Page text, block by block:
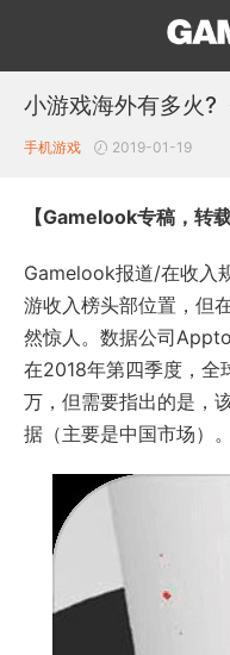
小游戏海外有多火?
手机游戏 2019-01-19
【Gamelook专稿，转
Gamelook报道/在收入
游收入榜头部位置，但
然惊人。数据公司
在2018年第四季度，全
万，但需要指出的是，
据（主要是中国市场）。